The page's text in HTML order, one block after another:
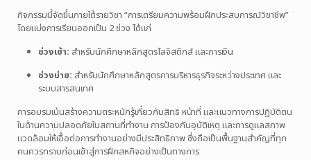
กิจกรรมนี้จัดขึ้นภายใต้รายวิชา “การเตรียมความพร้อมฝึกประสบการณ์วิชาชีพ”
โดยแบ่งการเรียนออกเป็น 2 ช่วง ได้แก่
ช่วงเช้า: สำหรับนักศึกษาหลักสูตรโลจิสติกส์ และการเงิน
ช่วงบ่าย: สำหรับนักศึกษาหลักสูตรการบริหารธุรกิจระหว่างประเทศ และ
ระบบสารสนเทศ
การอบรมเน้นสร้างความตระหนักรู้เกี่ยวกับสิทธิ หน้าที่ และแนวทางการปฏิบัติตน
ในด้านความปลอดภัยในสถานที่ทำงาน การป้องกันอุบัติเหตุ และการดูแลสภาพ
แวดล้อมให้เอื้อต่อการทำงานอย่างมีประสิทธิภาพ ซึ่งถือเป็นพื้นฐานสำคัญที่ทุก
คนควรทราบก่อนเข้าสู่การฝึกสหกิจอย่างเป็นทางการ